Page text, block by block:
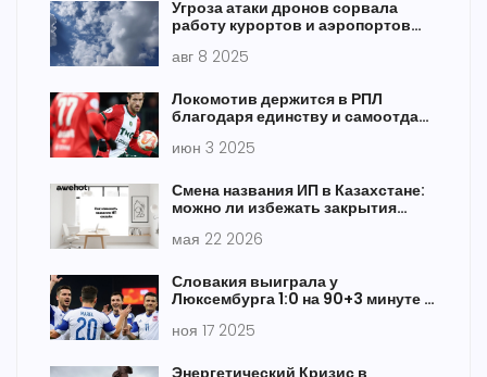
Угроза атаки дронов сорвала
работу курортов и аэропортов
авг 8 2025
Локомотив держится в РПЛ
благодаря единству и самоотдаче
июн 3 2025
Смена названия ИП в Казахстане:
можно ли избежать закрытия
мая 22 2026
Словакия выиграла у
Люксембурга 1:0 на 90+3 минуте в
ноя 17 2025